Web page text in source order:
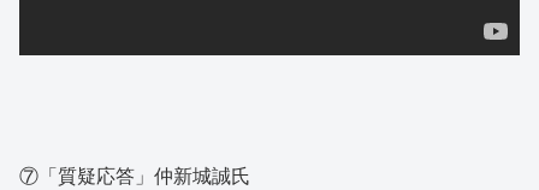
⑦「質疑応答」仲新城誠氏